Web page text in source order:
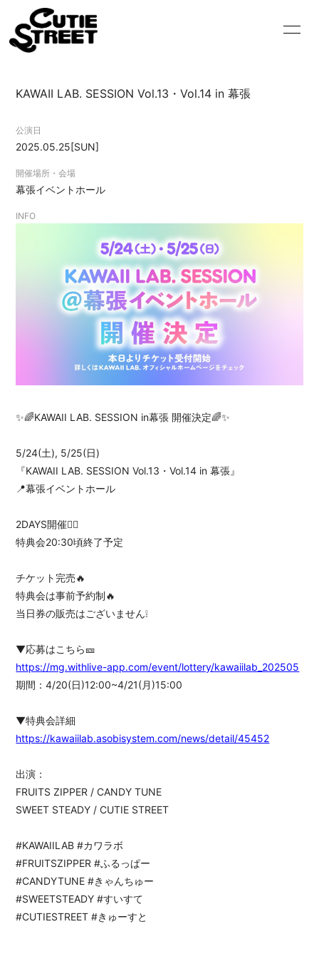
SCHEDULE PROFILE
VIDEO
GOODS
PHOTO
Q&A
会員登録 ログイン
KAWAII LAB. SESSION Vol.13・Vol.14 in 幕張
公演日
2025.05.25[SUN]
開催場所・会場
幕張イベントホール
INFO
✨🌈KAWAII LAB. SESSION in幕張 開催決定🌈✨
5/24(土), 5/25(日)
『KAWAII LAB. SESSION Vol.13・Vol.14 in 幕張』
📍幕張イベントホール
2DAYS開催❤️‍🔥
特典会20:30頃終了予定
チケット完売🔥
特典会は事前予約制🔥
当日券の販売はございません❕
▼応募はこちら🎫
https://mg.withlive-app.com/event/lottery/kawaiilab_202505
期間：4/20(日)12:00~4/21(月)15:00
▼特典会詳細
https://kawaiilab.asobisystem.com/news/detail/45452
出演：
FRUITS ZIPPER / CANDY TUNE
SWEET STEADY / CUTIE STREET
#KAWAIILAB #カワラボ
#FRUITSZIPPER #ふるっぱー
#CANDYTUNE #きゃんちゅー
#SWEETSTEADY #すいすて
#CUTIESTREET #きゅーすと